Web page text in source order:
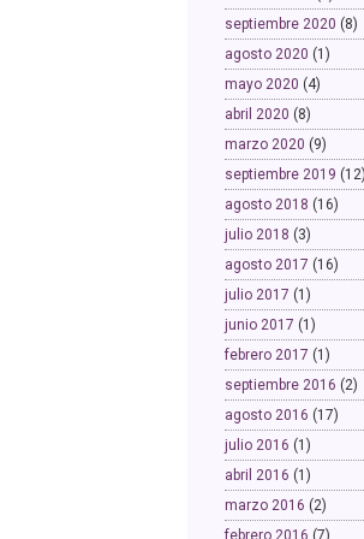
septiembre 2020 (8)
agosto 2020 (1)
mayo 2020 (4)
abril 2020 (8)
marzo 2020 (9)
septiembre 2019
agosto 2018 (16)
julio 2018 (3)
agosto 2017 (16)
julio 2017 (1)
junio 2017 (1)
febrero 2017 (1)
septiembre 2016 (2)
agosto 2016 (17)
julio 2016 (1)
abril 2016 (1)
marzo 2016 (2)
febrero 2016 (7)